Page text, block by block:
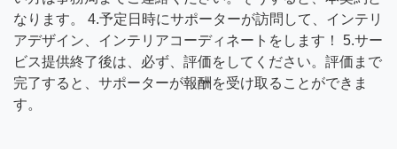
なります。 4.予定日時にサポーターが訪問して、インテリ
アデザイン、インテリアコーディネートをします！ 5.サー
ビス提供終了後は、必ず、評価をしてください。評価まで
完了すると、サポーターが報酬を受け取ることができま
す。